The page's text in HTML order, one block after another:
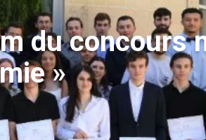
du concours
»